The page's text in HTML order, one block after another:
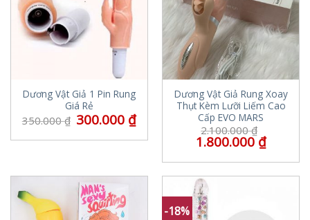
Dương Vật Giả 1 Pin Rung
Giá Rẻ
350.000₫ 300.000 ₫
Dương Vật Giả Rung Xoay
Thụt Kèm Lưỡi Liếm Cao
Cấp EVO MARS
2.100.000₫
1.800.000₫
-18%